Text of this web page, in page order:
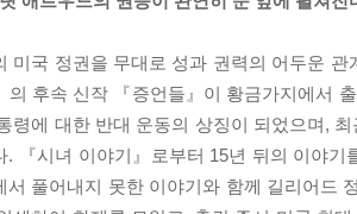
미국 정권을 무대로 성과 권력의 어두운
의 후속 신작 『증언들』이 황금가지에서
령에 대한 반대 운동의 상징이 되었으며,
. 『시녀 이야기』로부터 15년 뒤의 이야
서 풀어내지 못한 이야기와 함께 길리어드